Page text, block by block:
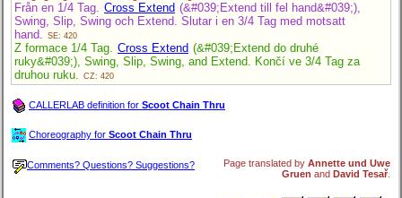
Från en 1/4 Tag. Cross Extend (&#039;Extend till fel hand&#039;),
Swing, Slip, Swing och Extend. Slutar i en 3/4 Tag med motsatt
hand.
SE: 420
Z formace 1/4 Tag. Cross Extend (&#039;Extend do druhé
ruky&#039;), Swing, Slip, Swing, and Extend. Končí ve 3/4 Tag za
druhou ruku.
CZ: 420
CALLERLAB definition for Scoot Chain Thru
Choreography for Scoot Chain Thru
Comments? Questions? Suggestions? Page translated by Annette und Uwe
Gruen and David Tesař